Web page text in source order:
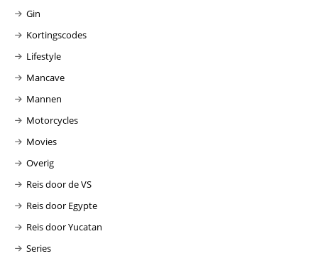
Gin
Kortingscodes
Lifestyle
Mancave
Mannen
Motorcycles
Movies
Overig
Reis door de VS
Reis door Egypte
Reis door Yucatan
Series